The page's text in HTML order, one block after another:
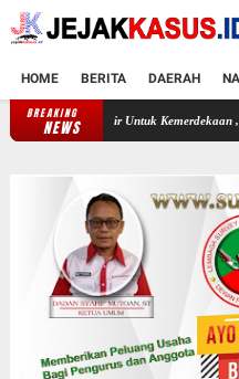
HOME BERITA DAERAH
BREAKING
NEWS
Air Untuk Kemerdekaan , Air Untuk